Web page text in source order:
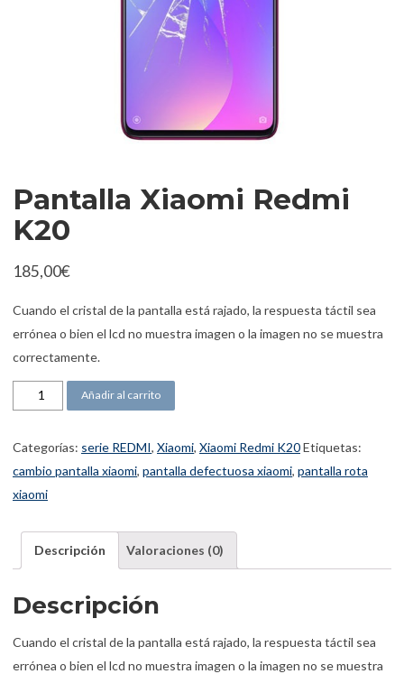
Pantalla Xiaomi Redmi
K20
185,00€
Cuando el cristal de la pantalla está rajado, la respuesta táctil sea
errónea o bien el lcd no muestra imagen o la imagen no se muestra
correctamente.
Pantalla Xiaomi Redmi K20 cantidad
Añadir al carrito
Categorías: serie REDMI, Xiaomi, Xiaomi Redmi K20Etiquetas:
cambio pantalla xiaomi, pantalla defectuosa xiaomi, pantalla rota
xiaomi
Descripción Valoraciones (0)
Descripción
Cuando el cristal de la pantalla está rajado, la respuesta táctil sea
errónea o bien el lcd no muestra imagen o la imagen no se muestra